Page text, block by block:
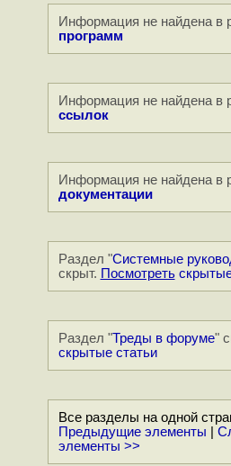
Информация не найдена в
программ
Информация не найдена в
ссылок
Информация не найдена в
документации
Раздел "Системные
скрыт. Посмотреть
Раздел "Треды в форуме"
скрытые статьи
Все разделы на одной
Предыдущие элементы
элементы >>